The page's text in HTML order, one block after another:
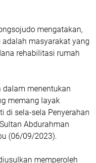
mengatakan,
masyarakat yang
rehabilitasi rumah
dalam menentukan
memang layak
di sela-sela Penyerahan
Abdurahman
(06/09/2023).
memperoleh